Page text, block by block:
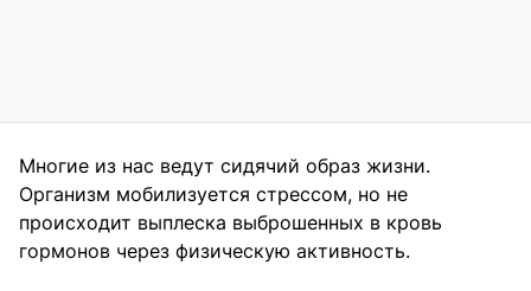
Многие из нас ведут сидячий образ жизни.
Организм мобилизуется стрессом, но не
происходит выплеска выброшенных в кровь
гормонов через физическую активность.